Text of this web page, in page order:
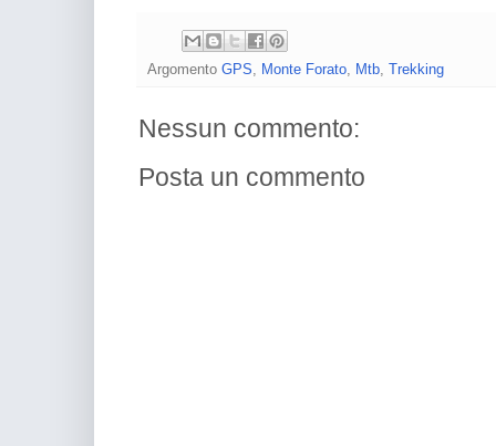
Argomento GPS Monte Forato Mtb Trekking
Nessun commento:
Posta un commento